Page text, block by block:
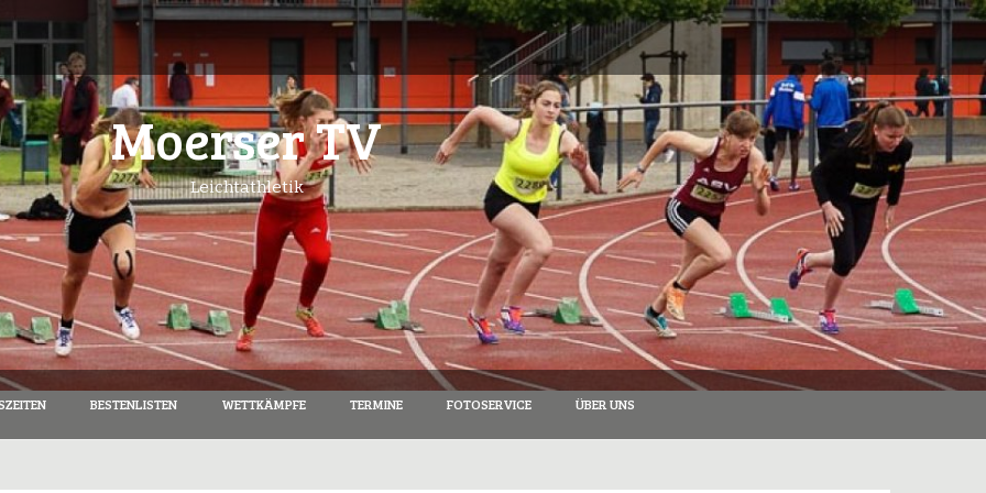
Moerser TV
Leichtathletik
BESTENLISTEN WETTKÄMPFE TERMINE FOTOSERVICE ÜBER UNS